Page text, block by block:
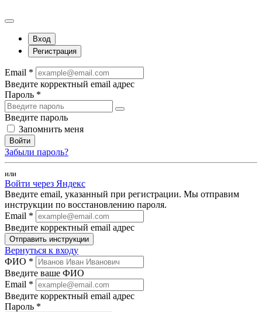
Вход
Регистрация
Email *
Введите корректный email адрес
Пароль *
Введите пароль
Запомнить меня
Войти
Забыли пароль?
или
Войти через Яндекс
Введите email, указанный при регистрации. Мы отправим
инструкции по восстановлению пароля.
Email *
Введите корректный email адрес
Отправить инструкции
Вернуться к входу
ФИО *
Введите ваше ФИО
Email *
Введите корректный email адрес
Пароль *